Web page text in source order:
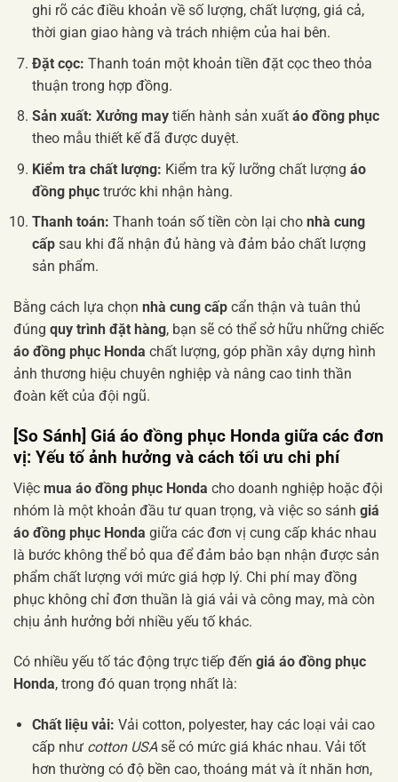
ghi rõ các điều khoản về số lượng, chất lượng, giá cả,
thời gian giao hàng và trách nhiệm của hai bên.
Đặt cọc: Thanh toán một khoản tiền đặt cọc theo thỏa
thuận trong hợp đồng.
Sản xuất: Xưởng maytiến hành sản xuất áo đồng phục
theo mẫu thiết kế đã được duyệt.
Kiểm tra chất lượng: Kiểm tra kỹ lưỡng chất lượng áo
đồng phụctrước khi nhận hàng.
Thanh toán: Thanh toán số tiền còn lại cho nhà cung
cấpsau khi đã nhận đủ hàng và đảm bảo chất lượng
sản phẩm.
Bằng cách lựa chọn nhà cung cấp cẩn thận và tuân thủ
đúng quy trình đặt hàng, bạn sẽ có thể sở hữu những chiếc
áo đồng phục Honda chất lượng, góp phần xây dựng hình
ảnh thương hiệu chuyên nghiệp và nâng cao tinh thần
đoàn kết của đội ngũ.
[So Sánh] Giá áo đồng phục Honda giữa các đơn
vị: Yếu tố ảnh hưởng và cách tối ưu chi phí
Việc mua áo đồng phục Honda cho doanh nghiệp hoặc đội
nhóm là một khoản đầu tư quan trọng, và việc so sánh giá
áo đồng phục Honda giữa các đơn vị cung cấp khác nhau
là bước không thể bỏ qua để đảm bảo bạn nhận được sản
phẩm chất lượng với mức giá hợp lý. Chi phí may đồng
phục không chỉ đơn thuần là giá vải và công may, mà còn
chịu ảnh hưởng bởi nhiều yếu tố khác.
Có nhiều yếu tố tác động trực tiếp đến giá áo đồng phục
Honda, trong đó quan trọng nhất là:
Chất liệu vải: Vải cotton, polyester, hay các loại vải cao
cấp như cotton USAsẽ có mức giá khác nhau. Vải tốt
hơn thường có độ bền cao, thoáng mát và ít nhăn hơn,